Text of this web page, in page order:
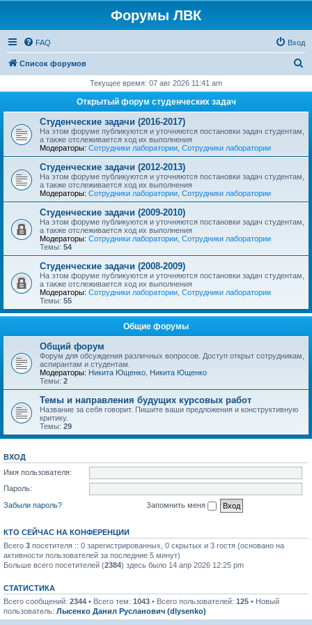
Форумы ЛВК
FAQ Вход
Список форумов
с
Текущее время: 07 авг 2026 11:41 am
Открытый форум студенческих задач
Студенческие задачи (2016-2017)
На этом форуме публикуются и уточняются постановки задач студентам,
а также отслеживается ход их выполнения
Модераторы: Сотрудники лаборатории Сотрудники лаборатории
Студенческие задачи (2012-2013)
На этом форуме публикуются и уточняются постановки задач студентам,
а также отслеживается ход их выполнения
Модераторы: Сотрудники лаборатории Сотрудники лаборатории
Студенческие задачи (2009-2010)
На этом форуме публикуются и уточняются постановки задач студентам,
а также отслеживается ход их выполнения
Модераторы: Сотрудники лаборатории Сотрудники лаборатории
Темы: 54
Студенческие задачи (2008-2009)
На этом форуме публикуются и уточняются постановки задач студентам,
а также отслеживается ход их выполнения
Модераторы: Сотрудники лаборатории Сотрудники лаборатории
Темы: 55
Общие форумы
Общий форум
Форум для обсуждения различных вопросов. Доступ открыт сотрудникам,
аспирантам и студентам.
Модераторы: Никита Ющенко Никита Ющенко
Темы: 2
Темы и направления будущих курсовых работ
Название за себя говорит. Пишите ваши предложения и конструктивную
критику.
Темы: 29
ВХОД
Имя пользователя:
Пароль:
Забыли пароль?
Запомнить меня
КТО СЕЙЧАС НА КОНФЕРЕНЦИИ
Всего 3 посетителя :: 0 зарегистрированных, 0 скрытых и 3 гостя (основано на
активности пользователей за последние 5 минут)
Больше всего посетителей (2384) здесь было 14 апр 2026 12:25 pm
СТАТИСТИКА
Всего сообщений: 2344 • Всего тем: 1043 • Всего пользователей: 125 • Новый
пользователь: Лысенко Данил Русланович (dlysenko)